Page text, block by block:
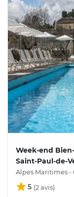
Week-end
Saint-Paul-de-
Alpes Maritimes -
5